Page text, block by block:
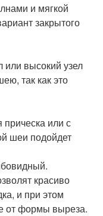
и мягкой
закрытого
или высокий узел
так как это
прическа или с
шеи подойдет
красиво
и при этом
от формы выреза.